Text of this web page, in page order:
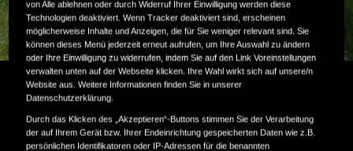
Perfekte Ergebnisse im Garten – mit
einem Honda Akku-Rasentrimmer
von Alle ablehnen oder durch Widerruf Ihrer Einwilligung werden diese
Technologien deaktiviert. Wenn Tracker deaktiviert sind, erscheinen
möglicherweise Inhalte und Anzeigen, die für Sie weniger relevant sind. Sie
können dieses Menü jederzeit erneut aufrufen, um Ihre Auswahl zu ändern
oder Ihre Einwilligung zu widerrufen, indem Sie auf den Link Voreinstellungen
verwalten unten auf der Webseite klicken. Ihre Wahl wirkt sich auf unsere/n
Website aus. Weitere Informationen finden Sie in unserer
Datenschutzerklärung.
Durch das Klicken des „Akzeptieren“-Buttons stimmen Sie der Verarbeitung
der auf Ihrem Gerät bzw. Ihrer Endeinrichtung gespeicherten Daten wie z.B.
persönlichen Identifikatoren oder IP-Adressen für die benannten